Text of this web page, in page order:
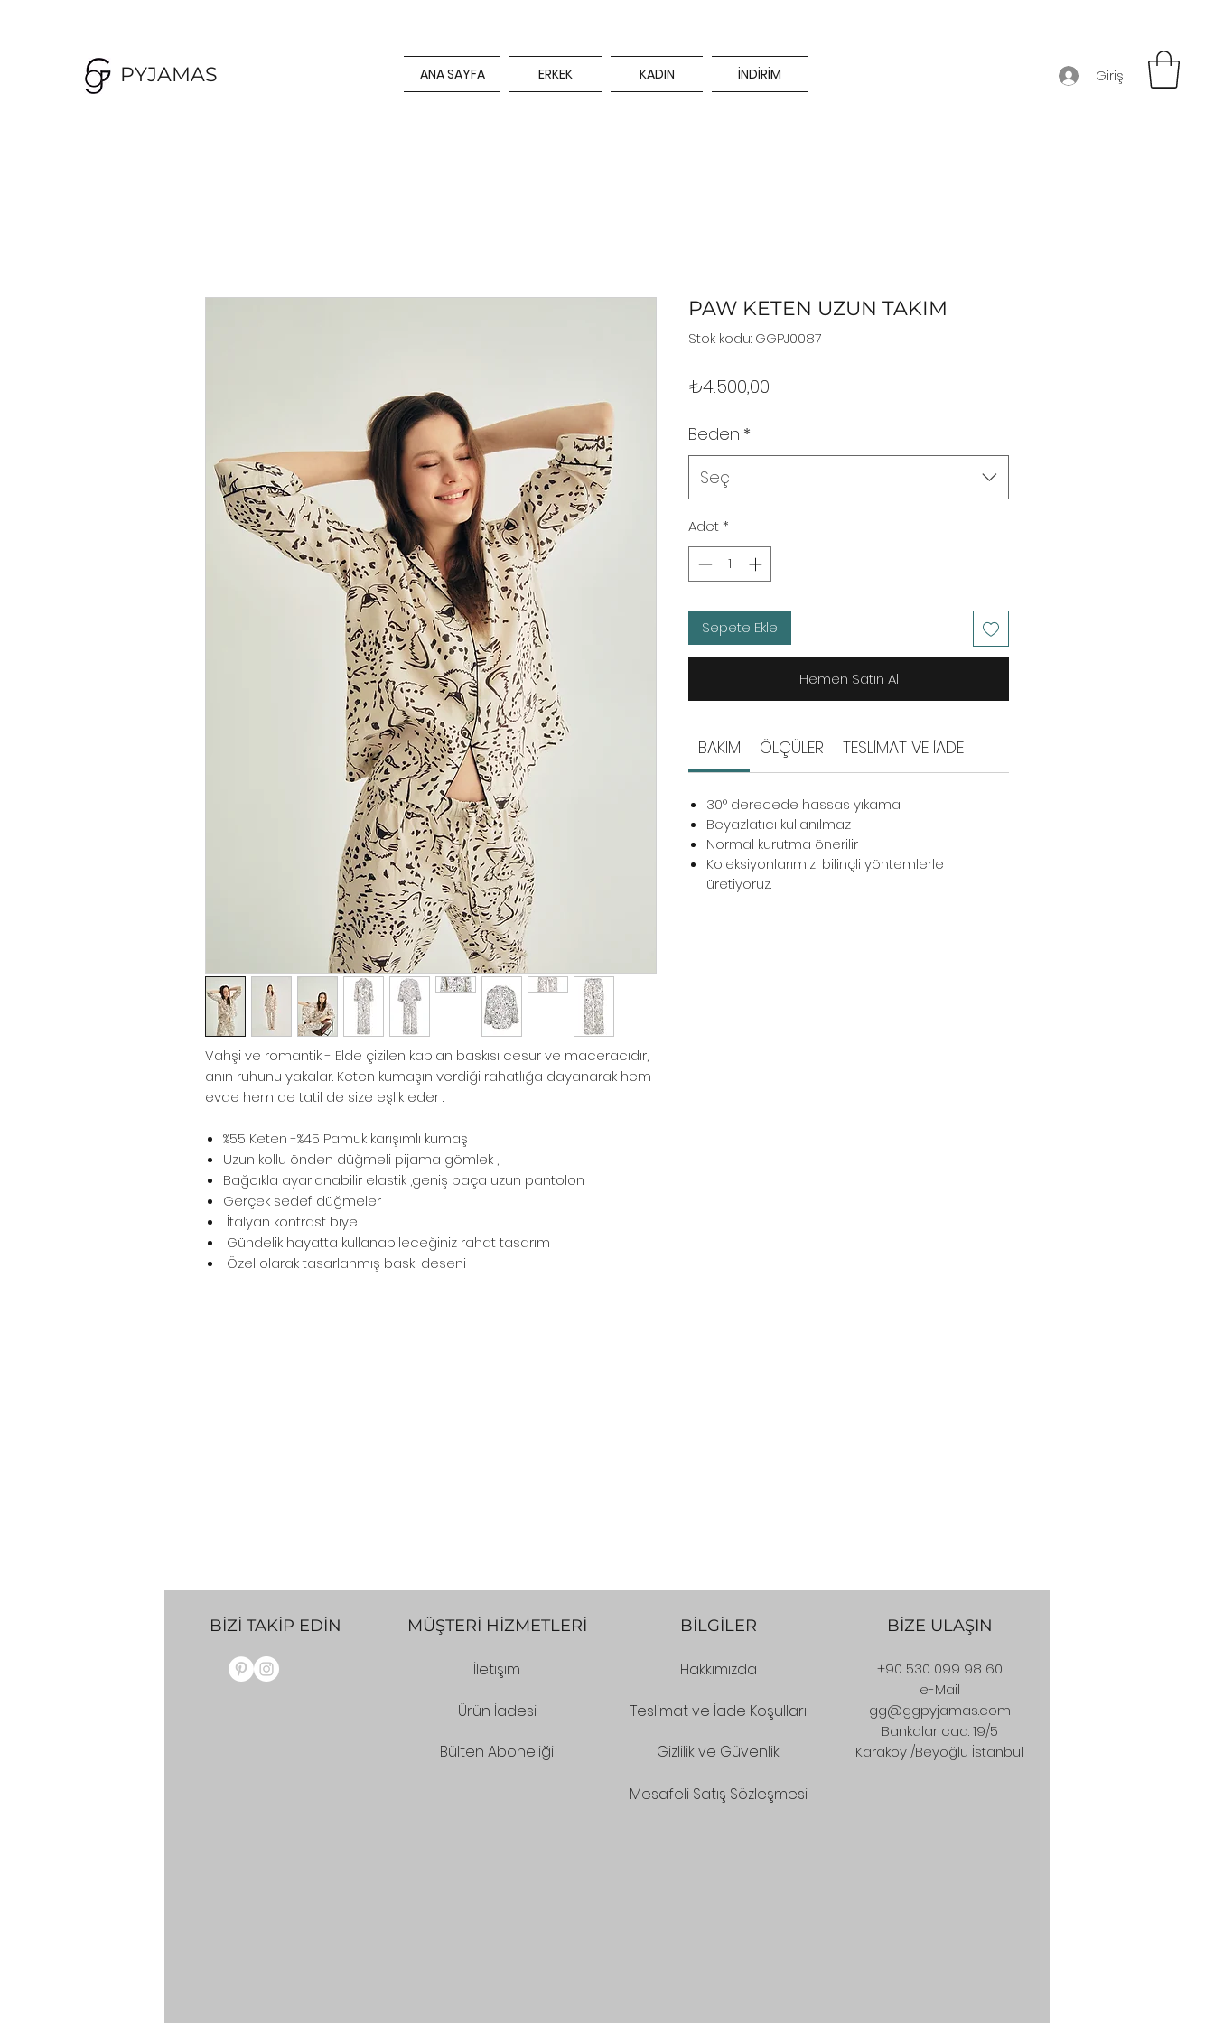
PYJAMAS ANA SAYFA ERKEK KADIN İNDİRİM Giriş
Vahşi ve romantik - Elde çizilen kaplan baskısı cesur ve maceracıdır,
anın ruhunu yakalar. Keten kumaşın verdiği rahatlığa dayanarak hem
evde hem de tatil de size eşlik eder .
%55 Keten -%45 Pamuk karışımlı kumaş
Uzun kollu önden düğmeli pijama gömlek ,
Bağcıkla ayarlanabilir elastik ,geniş paça uzun pantolon
Gerçek sedef düğmeler
İtalyan kontrast biye
Gündelik hayatta kullanabileceğiniz rahat tasarım
Özel olarak tasarlanmış baskı deseni
PAW KETEN UZUN TAKIM
Stok kodu: GGPJ0087
₺4.500,00
Beden *
Seç
Adet*
Sepete Ekle
Hemen Satın Al
BAKIM ÖLÇÜLER TESLİMAT VE İADE
30° derecede hassas yıkama
Beyazlatıcı kullanılmaz
Normal kurutma önerilir
Koleksiyonlarımızı bilinçli yöntemlerle
üretiyoruz.
BİZİ TAKİP EDİN MÜŞTERİ HİZMETLERİ
İletişim
Ürün İadesi
Bülten Aboneliği
BİLGİLER
Hakkımızda
Teslimat ve İade Koşulları
Gizlilik ve Güvenlik
Mesafeli Satış Sözleşmesi
BİZE ULAŞIN
+90 530 099 98 60
e-Mail
gg@ggpyjamas.com
Bankalar cad. 19/5
Karaköy /Beyoğlu İstanbul